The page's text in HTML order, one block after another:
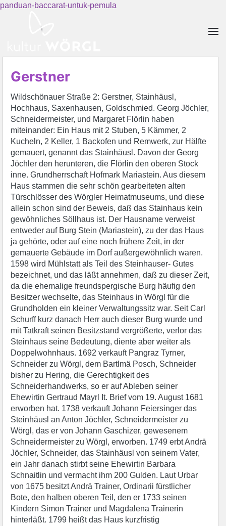
panduan-baccarat-untuk-pemula
Gerstner
Wildschönauer Straße 2: Gerstner, Stainhäusl,
Hochhaus, Saxenhausen, Goldschmied. Georg Jöchler,
Schneidermeister, und Margaret Flörlin haben
miteinander: Ein Haus mit 2 Stuben, 5 Kämmer, 2
Kucheln, 2 Keller, 1 Backofen und Remwerk, zur Hälfte
gemauert, genannt das Stainhäusl. Davon der Georg
Jöchler den herunteren, die Flörlin den oberen Stock
inne. Grundherrschaft Hofmark Mariastein. Aus diesem
Haus stammen die sehr schön gearbeiteten alten
Türschlösser des Wörgler Heimatmuseums, und diese
allein schon sind der Beweis, daß das Stainhaus kein
gewöhnliches Söllhaus ist. Der Hausname verweist
entweder auf Burg Stein (Mariastein), zu der das Haus
ja gehörte, oder auf eine noch frühere Zeit, in der
gemauerte Gebäude im Dorf außergewöhnlich waren.
1598 wird Mühlstatt als Teil des Steinhauser- Gutes
bezeichnet, und das läßt annehmen, daß zu dieser Zeit,
da die ehemalige freundspergische Burg häufig den
Besitzer wechselte, das Steinhaus in Wörgl für die
Grundholden ein kleiner Verwaltungssitz war. Seit Carl
Schurff kurz danach Herr auch dieser Burg wurde und
mit Tatkraft seinen Besitzstand vergrößerte, verlor das
Steinhaus seine Bedeutung, diente aber weiter als
Doppelwohnhaus. 1692 verkauft Pangraz Tyrner,
Schneider zu Wörgl, dem Bartlmä Posch, Schneider
bisher zu Hering, die Gerechtigkeit des
Schneiderhandwerks, so er auf Ableben seiner
Ehewirtin Gertraud Mayrl It. Brief vom 19. August 1681
erworben hat. 1738 verkauft Johann Feiersinger das
Steinhäusl an Anton Jöchler, Schneidermeister zu
Wörgl, das er von Johann Gaschizer, gewesenem
Schneidermeister zu Wörgl, erworben. 1749 erbt Andrä
Jöchler, Schneider, das Stainhäusl von seinem Vater,
ein Jahr danach stirbt seine Ehewirtin Barbara
Schnaitlin und vermacht ihm 200 Gulden. Laut Urbar
von 1675 besitzt Andrä Trainer, Ordinarii fürstlicher
Bote, den halben oberen Teil, den er 1733 seinen
Kindern Simon Trainer und Magdalena Trainerin
hinterläßt. 1799 heißt das Haus kurzfristig